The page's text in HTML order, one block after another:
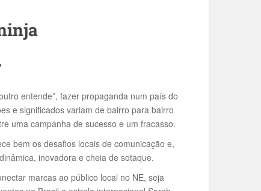
entende”, fazer propaganda num país do
e significados variam de bairro para bairro
uma campanha de sucesso e um fracasso.
bem os desafios locais de comunicação e,
inovadora e cheia de sotaque.
marcas ao público local no NE, seja